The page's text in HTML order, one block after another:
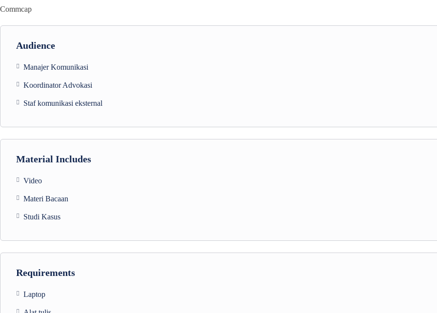
Commcap
Audience
Manajer Komunikasi
Koordinator Advokasi
Staf komunikasi eksternal
Material Includes
Video
Materi Bacaan
Studi Kasus
Requirements
Laptop